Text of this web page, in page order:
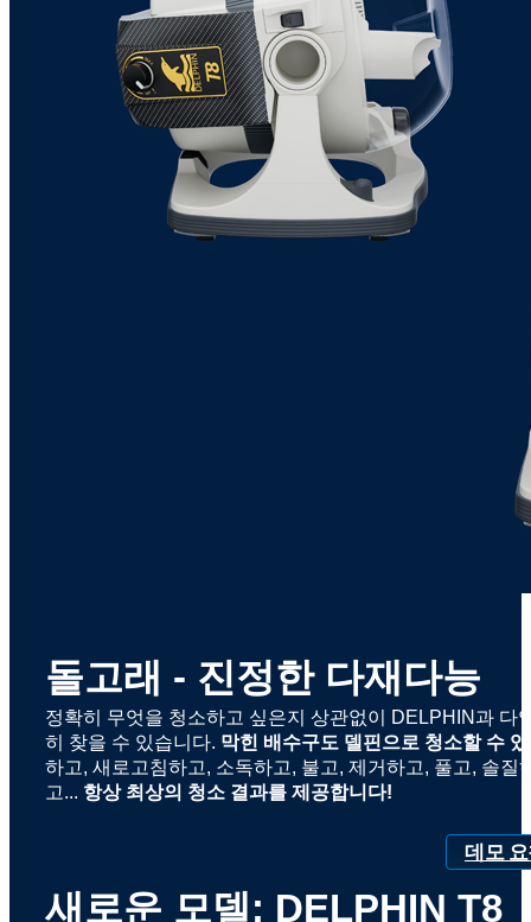
돌고래 - 진정한 다재다능
정확히 무엇을 청소하고 싶은지 상관없이 DELPHIN과 다
히 찾을 수 있습니다. 막힌 배수구도 델핀으로 청소할 수
하고, 새로고침하고, 소독하고, 불고, 제거하고, 풀고, 솔
고... 항상 최상의 청소 결과를 제공합니다!
데모
새로운 모델: DELPHIN T8